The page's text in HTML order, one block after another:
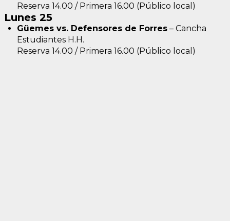
Reserva 14.00 / Primera 16.00 (Público local)
Lunes 25
Güemes vs. Defensores de Forres – Cancha
Estudiantes H.H.
Reserva 14.00 / Primera 16.00 (Público local)